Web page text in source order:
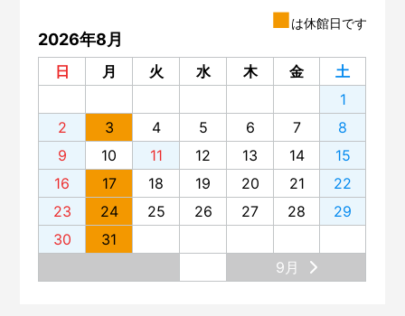
■は休館日です
2026年8月
日 月 火 水 木 金
土
1
2
3 4 5 6 7
8
9
10 11 12 13 14
15
16
17 18 19 20 21
22
23
24 25 26 27 28
29
30
31
9月